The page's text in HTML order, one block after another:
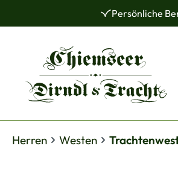
Hauptinhalt springen
Zur Hauptnavigation springen
Persönliche
Herren Westen